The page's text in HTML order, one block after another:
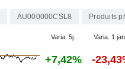
AU000000CSL8 Produits
Varia. 5j. Varia. 1
+7,42% -